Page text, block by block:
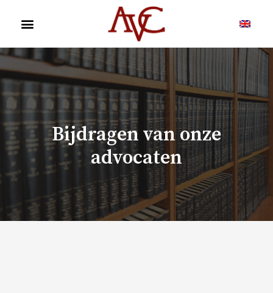
Bijdragen van onze
advocaten